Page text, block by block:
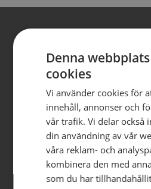
Har ni filmat eget
men fastnat i
Vi hjälper er hela
råmaterial till
Eventfilm
priset
Denna
cookies
Vi använder cookies för
innehåll, annonser och
vår trafik. Vi delar också
din användning av vår
våra reklam- och
kombinera den med
som du har